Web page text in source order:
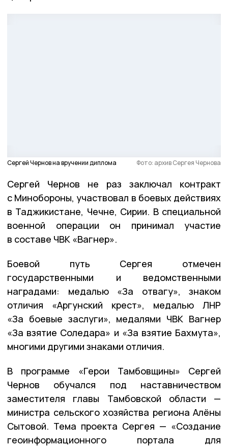
Сергей Чернов на вручении диплома Фото: архив Сергея Чернова
Сергей Чернов не раз заключал контракт
с Минобороны, участвовал в боевых действиях
в Таджикистане, Чечне, Сирии. В специальной
военной операции он принимал участие
в составе ЧВК «Вагнер».
Боевой путь Сергея отмечен
государственными и ведомственными
наградами: медалью «За отвагу», знаком
отличия «Аргунский крест», медалью ЛНР
«За боевые заслуги», медалями ЧВК Вагнер
«За взятие Соледара» и «За взятие Бахмута»,
многими другими знаками отличия.
В программе «Герои Тамбовщины» Сергей
Чернов обучался под наставничеством
заместителя главы Тамбовской области —
министра сельского хозяйства региона Алёны
Сытовой. Тема проекта Сергея — «Создание
геоинформационного портала для